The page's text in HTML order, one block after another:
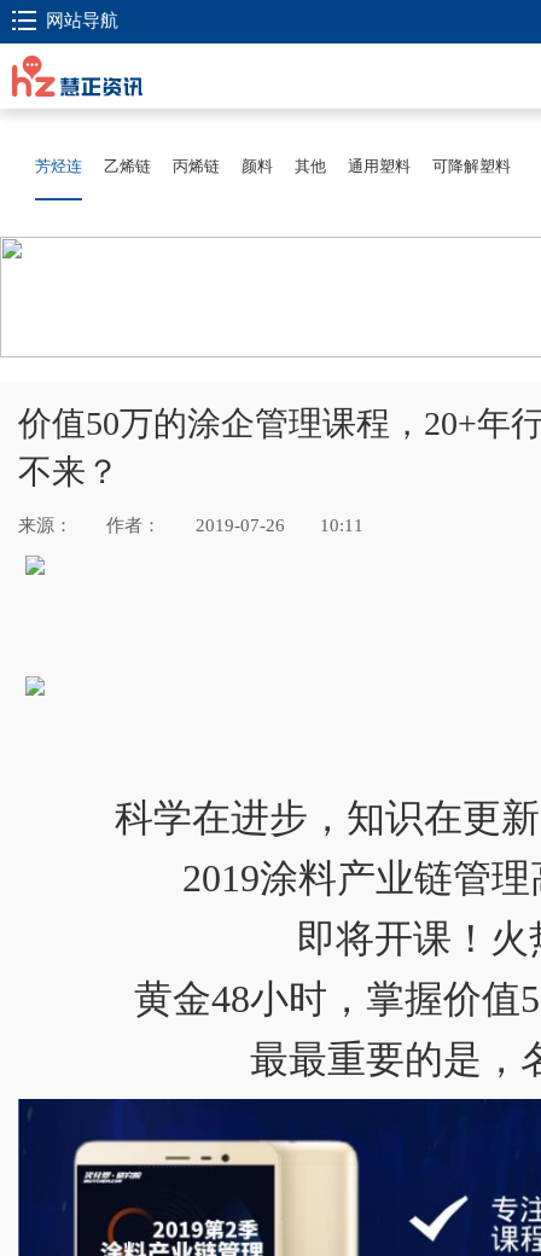
网站导航
芳烃连 乙烯链 丙烯链 颜料 其他 通用塑料 可降解塑料
价值50万的涂企管理课程，20+年
不来？
来源： 作者： 2019-07-26 10:11
科学在进步，知识在更
2019涂料产业链管
即将开课！火
黄金48小时，掌握价值
最最重要的是，